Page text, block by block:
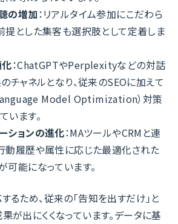
の増加：リアルタイム参加にこだわら
提とした集客も選択肢として定着しま
：ChatGPTやPerplexityなどの対話
チャネルとなり、従来のSEOに加えて
Model Optimization）対策
います。
ションの進化：MAツールやCRMと連
動履歴や属性に応じた最適化された
可能になっています。
るため、従来の「告知を出すだけ」と
が出にくくなっています。データに基